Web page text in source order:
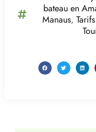
bateau en
Manaus,